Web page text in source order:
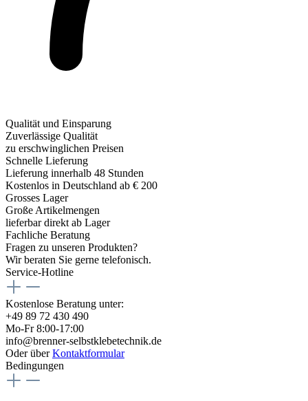
Qualität und Einsparung
Zuverlässige Qualität
zu erschwinglichen Preisen
Schnelle Lieferung
Lieferung innerhalb 48 Stunden
Kostenlos in Deutschland ab € 200
Grosses Lager
Große Artikelmengen
lieferbar direkt ab Lager
Fachliche Beratung
Fragen zu unseren Produkten?
Wir beraten Sie gerne telefonisch.
Service-Hotline
Kostenlose Beratung unter:
+49 89 72 430 490
Mo-Fr 8:00-17:00
info@brenner-selbstklebetechnik.de
Oder überKontaktformular
Bedingungen